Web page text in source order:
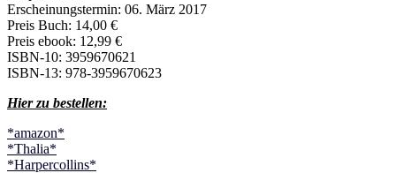
Erscheinungstermin: 06. März 2017
Preis Buch: 14,00 €
Preis ebook: 12,99 €
ISBN-10: 3959670621
ISBN-13: 978-3959670623
Hier zu bestellen:
*amazon*
*Thalia*
*Harpercollins*